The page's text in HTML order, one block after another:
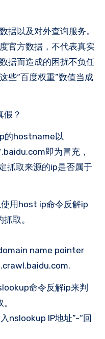
据以及对外查询服务。
官方数据，不代表真实
据而造成的困扰不负任
些“百度权重”数值当成
假？
的hostname以
即为冒充，
抓取来源的ip是否属于
用host ip命令反解ip
取。
name pointer
命令反解ip来判
nslookup IP地址”-“回